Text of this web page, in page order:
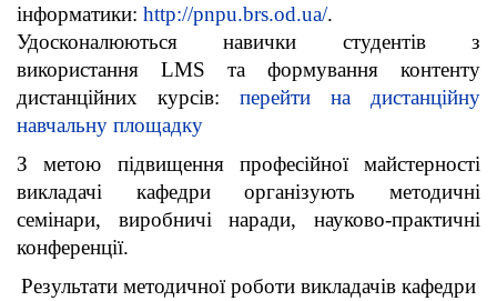
інформатики: http://pnpu.brs.od.ua/.
Удосконалюються навички студентів з
використання LMS та формування контенту
дистанційних курсів: перейти на дистанційну
навчальну площадку
З метою підвищення професійної майстерності
викладачі кафедри організують методичні
семінари, виробничі наради, науково-практичні
конференції.
Результати методичної роботи викладачів кафедри